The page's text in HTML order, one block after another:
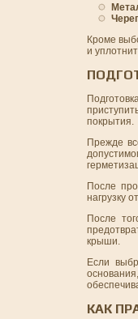
Кроме
и
покрытия.
Прежде
После
нагрузку
После
крыши.
Если
КАК